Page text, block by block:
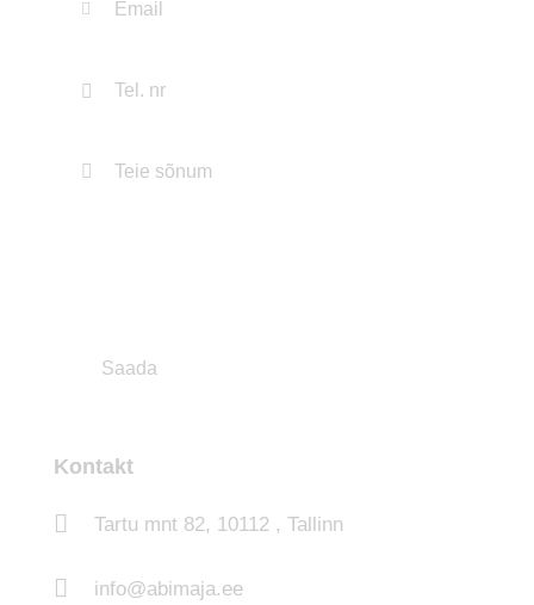
Kontakt
Tartu mnt 82, 10112 , Tallinn
info@abimaja.ee